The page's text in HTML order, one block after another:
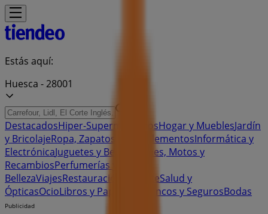
Estás aquí:
Huesca - 28001
DestacadosHiper-SupermercadosHogar y MueblesJardín
y BricolajeRopa, Zapatos y ComplementosInformática y
ElectrónicaJuguetes y Bebés
Coches, Motos y
RecambiosPerfumerías y
BellezaViajesRestauración DeporteSalud y
ÓpticasOcioLibros y Papelerías Bancos y SegurosBodas
Publicidad